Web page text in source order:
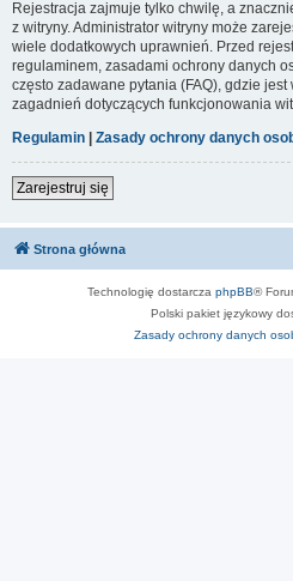
Rejestracja zajmuje tylko chwilę, a
z witryny. Administrator witryny może
wiele dodatkowych uprawnień. Przed
regulaminem, zasadami ochrony danych
często zadawane pytania (FAQ), gdzie
zagadnień dotyczących funkcjonowania
Regulamin | Zasady ochrony danych
Zarejestruj się
Strona główna
Technologię dostarcza phpBB®
Polski pakiet językowy
Zasady ochrony danych